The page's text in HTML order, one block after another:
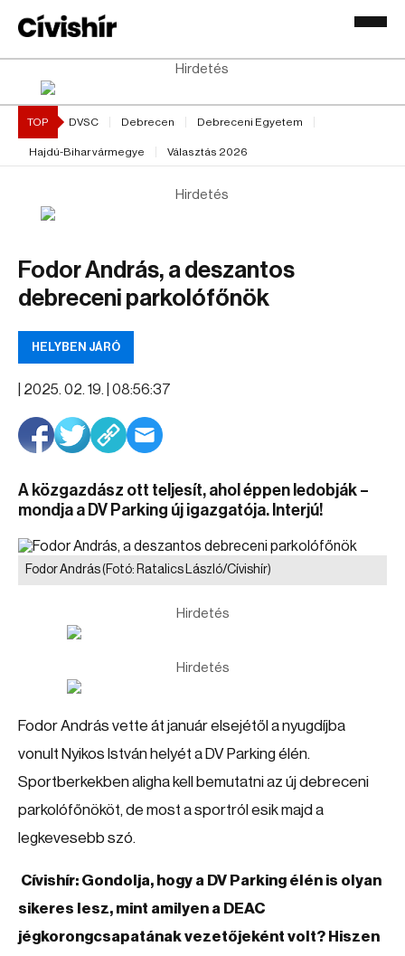
Hirdetés
TOP DVSC Debrecen Debreceni Egyetem
Hajdú-Bihar vármegye Választás 2026
Hirdetés
Fodor András, a deszantos
debreceni parkolófőnök
HELYBEN JÁRÓ
2025. 02. 19. | 08:56:37
A közgazdász ott teljesít, ahol éppen ledobják –
mondja a DV Parking új igazgatója. Interjú!
Fodor András(Fotó: Ratalics László/Cívishír)
Hirdetés
Hirdetés
Fodor András vette át január elsejétől a nyugdíjba
vonult Nyikos István helyét a DV Parking élén.
Sportberkekben aligha kell bemutatni az új debreceni
parkolófőnököt, de most a sportról esik majd a
legkevesebb szó.
Cívishír: Gondolja, hogy a DV Parking élén is olyan
sikeres lesz, mint amilyen a DEAC
jégkorongcsapatának vezetőjeként volt? Hiszen